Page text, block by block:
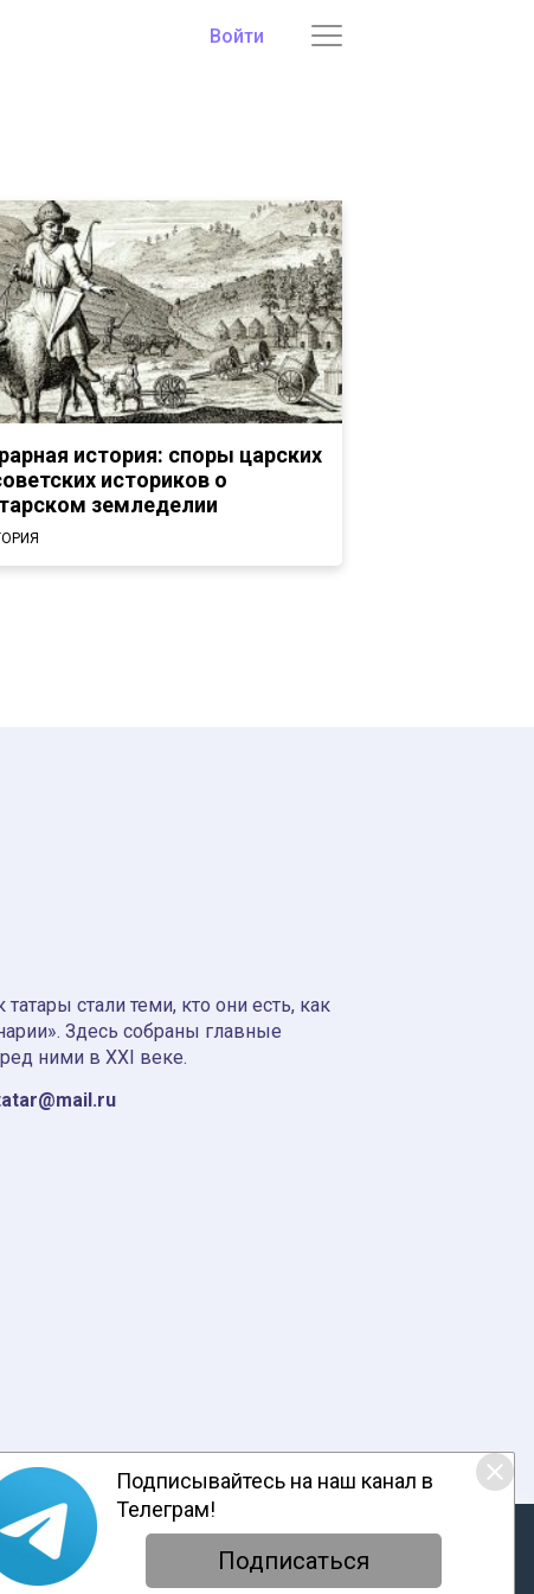
Войти
история: споры царских
историков о
земледелии
стали теми, кто они есть, как
Здесь собраны главные
ними в XXI веке.
с настоящим уведомлением, согласием наобработку
Подписывайтесь на наш канал в
Телеграм!
Подписаться